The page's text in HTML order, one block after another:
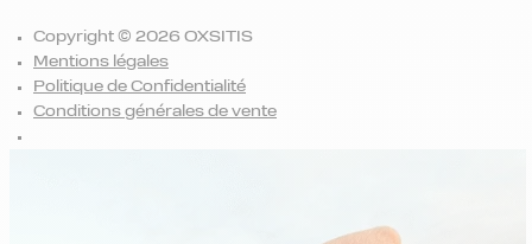
Copyright © 2026 OXSITIS
Mentions légales
Politique de Confidentialité
Conditions générales de vente